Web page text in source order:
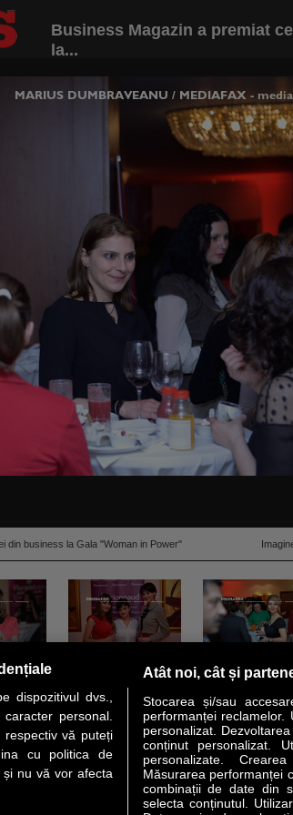
Business Magazin a premiat
la...
din business la Gala "Woman in Power"
la Gala "Woman in Power", în prezenţa a peste 300 de
citeşte toată ştirea
STORY LIDERI ANALIZE HI-TECH
dispozitivul dvs.,
personal.
respectiv vă puteți
cu politica de
nu vă vor afecta
Atât noi, cât și
Stocarea și/sau
performanței reclamelor.
personalizat.
conținut personalizat.
personalizate.
Măsurarea performanței
combinații de date din
selecta conținutul.